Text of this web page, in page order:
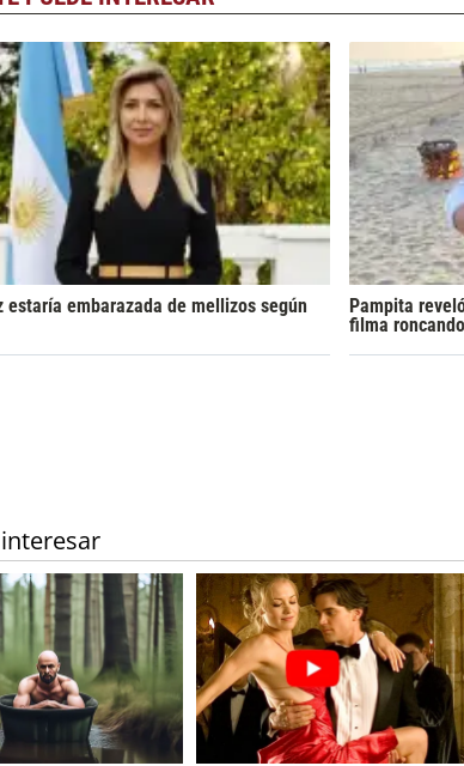
estaría embarazada de mellizos según
Pampita
filma